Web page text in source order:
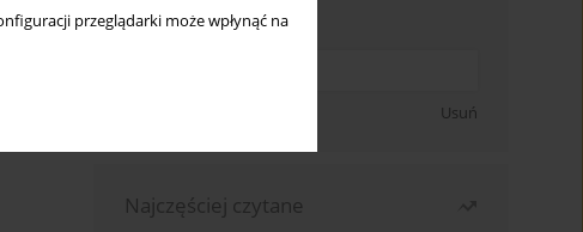
przeglądarki może wpłynąć na
Wpisz swój adres email
Usuń
Najczęściej czytane